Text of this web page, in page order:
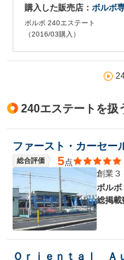
購入した販売店： ボルボ
ボルボ 240エステート
（2016/03購入）
240エステートを扱
ファースト・カーセー
総合評価 5点
創業３
ボルボ
総掲載
Ｏｒｉｅｎｔａｌ Ａ